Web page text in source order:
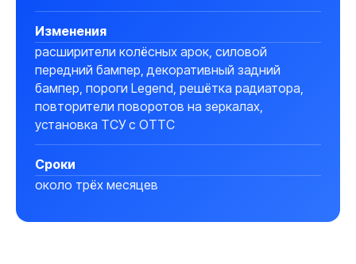
Изменения
расширители колёсных арок, силовой
передний бампер, декоративный задний
бампер, пороги Legend, решётка радиатора,
повторители поворотов на зеркалах,
установка ТСУ с ОТТС
Сроки
около трёх месяцев